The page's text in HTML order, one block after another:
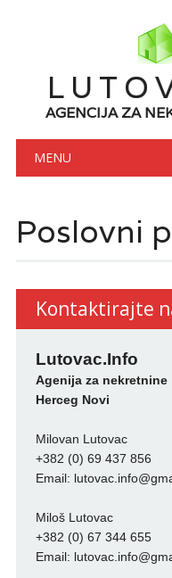
AGENCIJA ZA
Main menu
MENU
Poslovni
Kontaktirajte
Lutovac.Info
Agenija za nekretnine
Herceg Novi
Milovan Lutovac
+382 (0) 69 437 856
Email:
Miloš Lutovac
+382 (0) 67 344 655
Email: